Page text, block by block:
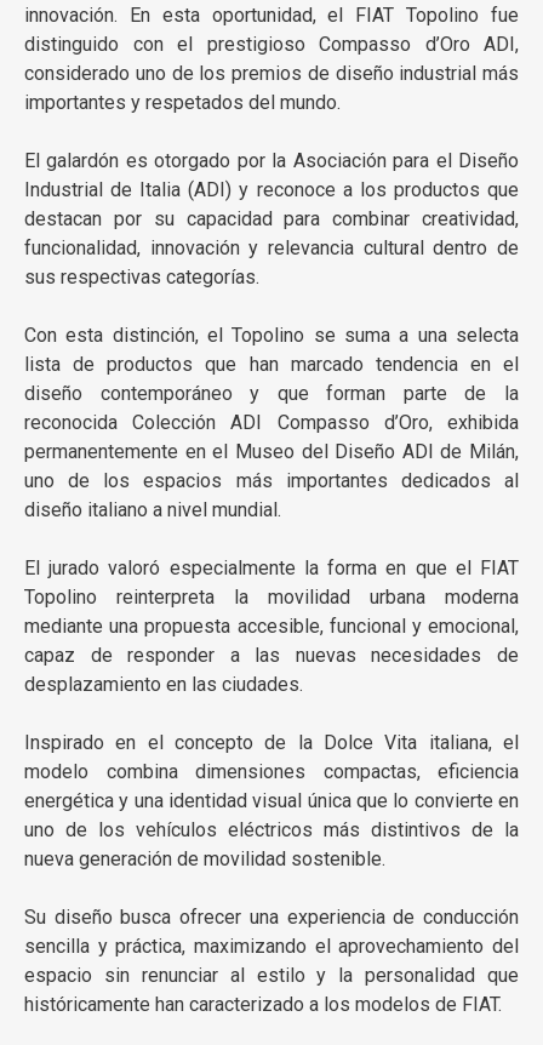
innovación. En esta oportunidad, el FIAT Topolino fue
distinguido con el prestigioso Compasso d’Oro ADI,
considerado uno de los premios de diseño industrial más
importantes y respetados del mundo.
El galardón es otorgado por la Asociación para el Diseño
Industrial de Italia (ADI) y reconoce a los productos que
destacan por su capacidad para combinar creatividad,
funcionalidad, innovación y relevancia cultural dentro de
sus respectivas categorías.
Con esta distinción, el Topolino se suma a una selecta
lista de productos que han marcado tendencia en el
diseño contemporáneo y que forman parte de la
reconocida Colección ADI Compasso d’Oro, exhibida
permanentemente en el Museo del Diseño ADI de Milán,
uno de los espacios más importantes dedicados al
diseño italiano a nivel mundial.
El jurado valoró especialmente la forma en que el FIAT
Topolino reinterpreta la movilidad urbana moderna
mediante una propuesta accesible, funcional y emocional,
capaz de responder a las nuevas necesidades de
desplazamiento en las ciudades.
Inspirado en el concepto de la Dolce Vita italiana, el
modelo combina dimensiones compactas, eficiencia
energética y una identidad visual única que lo convierte en
uno de los vehículos eléctricos más distintivos de la
nueva generación de movilidad sostenible.
Su diseño busca ofrecer una experiencia de conducción
sencilla y práctica, maximizando el aprovechamiento del
espacio sin renunciar al estilo y la personalidad que
históricamente han caracterizado a los modelos de FIAT.